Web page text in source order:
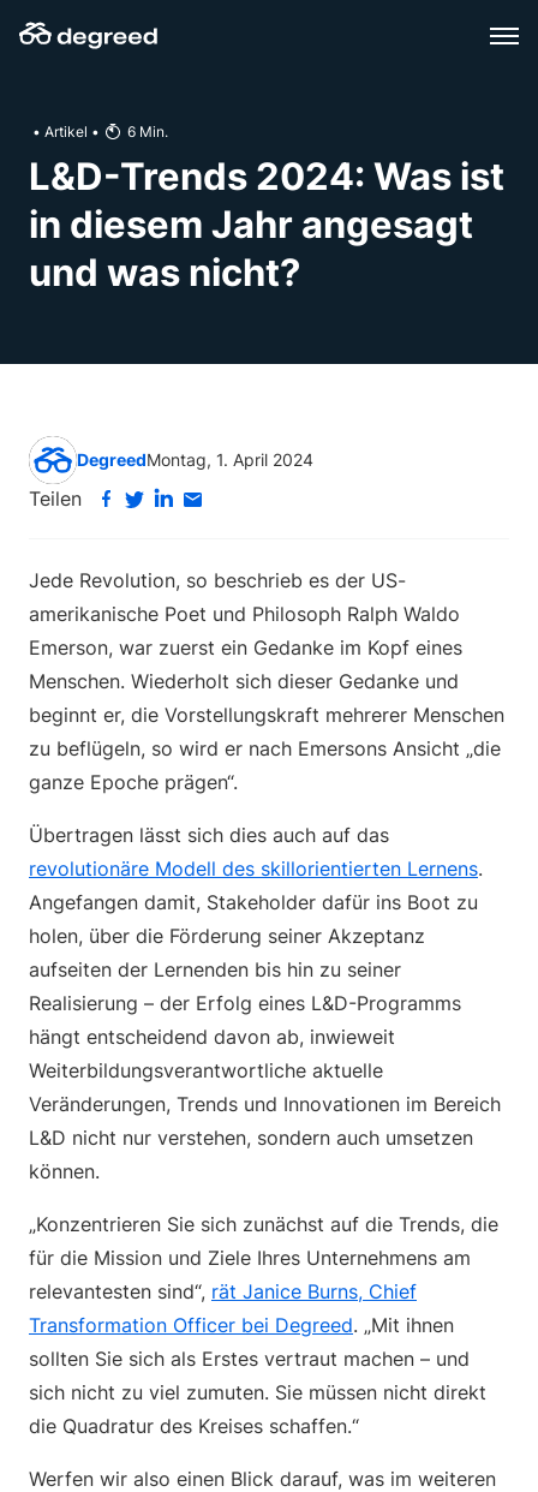
Inhalt
• Artikel • 6 Min.
L&D-Trends 2024: Was ist
in diesem Jahr angesagt
und was nicht?
DegreedMontag, 1. April 2024
Teilen
Jede Revolution, so beschrieb es der US-
amerikanische Poet und Philosoph Ralph Waldo
Emerson, war zuerst ein Gedanke im Kopf eines
Menschen. Wiederholt sich dieser Gedanke und
beginnt er, die Vorstellungskraft mehrerer Menschen
zu beflügeln, so wird er nach Emersons Ansicht „die
ganze Epoche prägen“.
Übertragen lässt sich dies auch auf das
revolutionäre Modell des skillorientierten Lernens.
Angefangen damit, Stakeholder dafür ins Boot zu
holen, über die Förderung seiner Akzeptanz
aufseiten der Lernenden bis hin zu seiner
Realisierung – der Erfolg eines L&D-Programms
hängt entscheidend davon ab, inwieweit
Weiterbildungsverantwortliche aktuelle
Veränderungen, Trends und Innovationen im Bereich
L&D nicht nur verstehen, sondern auch umsetzen
können.
„Konzentrieren Sie sich zunächst auf die Trends, die
für die Mission und Ziele Ihres Unternehmens am
relevantesten sind“, rät Janice Burns, Chief
Transformation Officer bei Degreed. „Mit ihnen
sollten Sie sich als Erstes vertraut machen – und
sich nicht zu viel zumuten. Sie müssen nicht direkt
die Quadratur des Kreises schaffen.“
Werfen wir also einen Blick darauf, was im weiteren